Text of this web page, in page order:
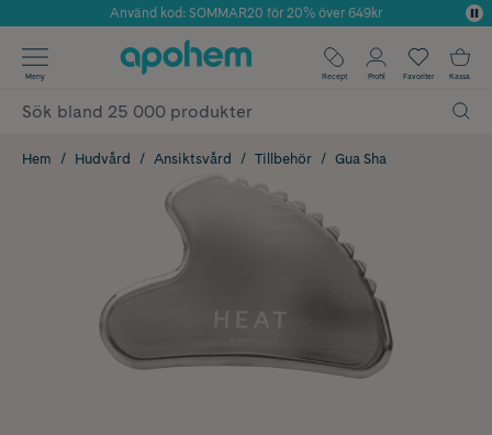
Årets Butik 2025 inom Skönhet
Använd kod: SOMMAR20 för 20% över 649kr
✓ Fri frakt
✓ Poäng på alla köp*
Meny Recept Profil Favoriter Kassa
Hem Hudvård Ansiktsvård Tillbehör Gua Sha